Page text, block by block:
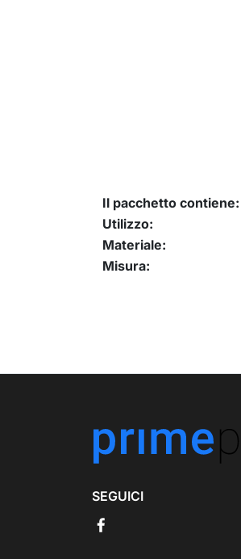
Il pacchetto contiene:
Utilizzo:
Materiale:
Misura:
SEGUICI